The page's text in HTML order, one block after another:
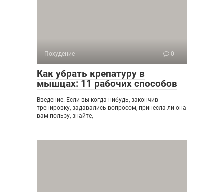
Похудение 0
Как убрать крепатуру в
мышцах: 11 рабочих способов
Введение. Если вы когда-нибудь, закончив
тренировку, задавались вопросом, принесла ли она
вам пользу, знайте,